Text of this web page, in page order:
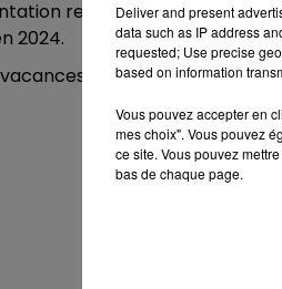
record pour la grande
2024.
de printemps sont
Deliver and present
data such as IP address
requested; Use precise
based on information
Vous pouvez accepter en
mes choix". Vous pouvez
ce site. Vous pouvez
bas de chaque page.